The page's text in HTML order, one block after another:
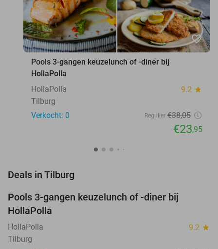
favorite_border
Pools 3-gangen keuzelunch of -diner bij
HollaPolla
HollaPolla
9.2 star
Tilburg
Verkocht: 0
Regulier €38,05
€23,95
Deals in Tilburg
TODAY
Pools 3-gangen keuzelunch of -diner bij
HollaPolla
HollaPolla 9.2 star
Tilburg